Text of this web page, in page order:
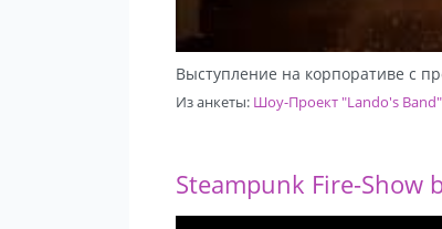
Выступление на корпоративе с
Из анкеты: Шоу-Проект "Lando's Band"
Steampunk Fire-Show